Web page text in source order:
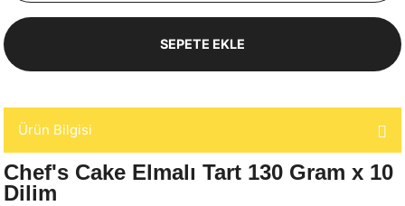
SEPETE EKLE
Ürün Bilgisi
Chef's Cake Elmalı Tart 130 Gram x 10
Dilim